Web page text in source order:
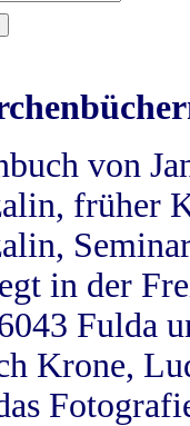
von
früher
in der
Fulda
Krone,